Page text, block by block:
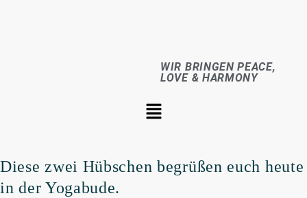
WIR BRINGEN PEACE,
LOVE & HARMONY
Diese zwei Hübschen begrüßen euch heute
in der Yogabude.